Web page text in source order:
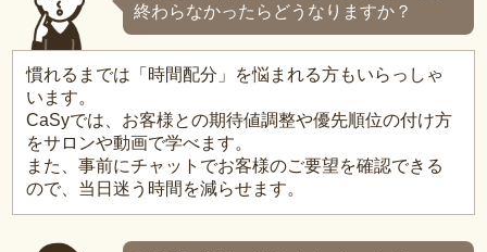
終わらなかったらどうなりますか？
慣れるまでは「時間配分」を悩まれる方もいらっしゃ
います。
CaSyでは、お客様との期待値調整や優先順位の付け方
をサロンや動画で学べます。
また、事前にチャットでお客様のご要望を確認できる
ので、当日迷う時間を減らせます。